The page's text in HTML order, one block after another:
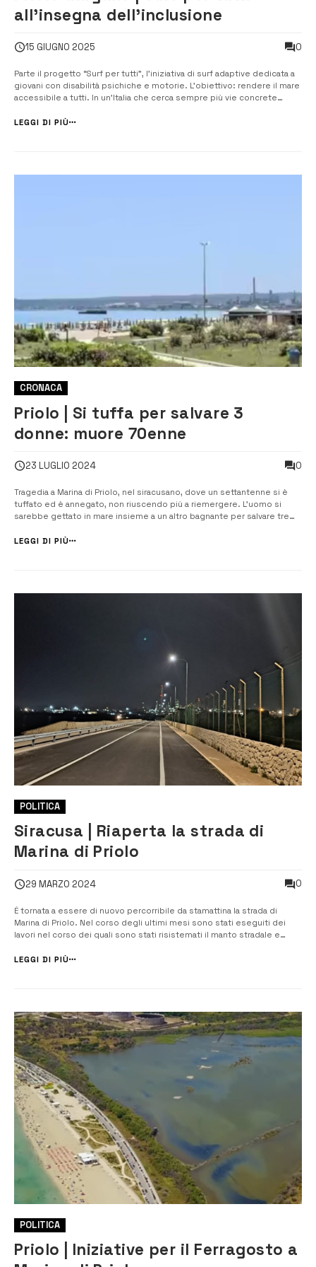
all’insegna dell’inclusione
15 GIUGNO 2025 0
Parte il progetto “Surf per tutti”, l’iniziativa di surf adaptive dedicata a
giovani con disabilità psichiche e motorie. L’obiettivo: rendere il mare
accessibile a tutti. In un’Italia che cerca sempre più vie concrete
Si chiama “Surf per tutti”, ed è promosso ...
LEGGI DI PIÙ
CRONACA
Priolo | Si tuffa per salvare 3
donne: muore 70enne
23 LUGLIO 2024 0
Tragedia a Marina di Priolo, nel siracusano, dove un settantenne si è
tuffato ed è annegato, non riuscendo più a riemergere. L’uomo si
sarebbe gettato in mare insieme a un altro bagnante per salvare tre
mosso e le tre bagnanti a un certo punto si sono accorte che non [&...
LEGGI DI PIÙ
POLITICA
Siracusa | Riaperta la strada di
Marina di Priolo
29 MARZO 2024 0
É tornata a essere di nuovo percorribile da stamattina la strada di
Marina di Priolo. Nel corso degli ultimi mesi sono stati eseguiti dei
lavori nel corso dei quali sono stati risistemati il manto stradale e
odierna è in corso la pulizia del litorale. Lo […]
LEGGI DI PIÙ
POLITICA
Priolo | Iniziative per il Ferragosto a